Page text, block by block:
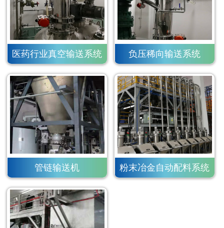
医药行业真空输送系统 负压稀向输送系统
管链输送机 粉末冶金自动配料系统